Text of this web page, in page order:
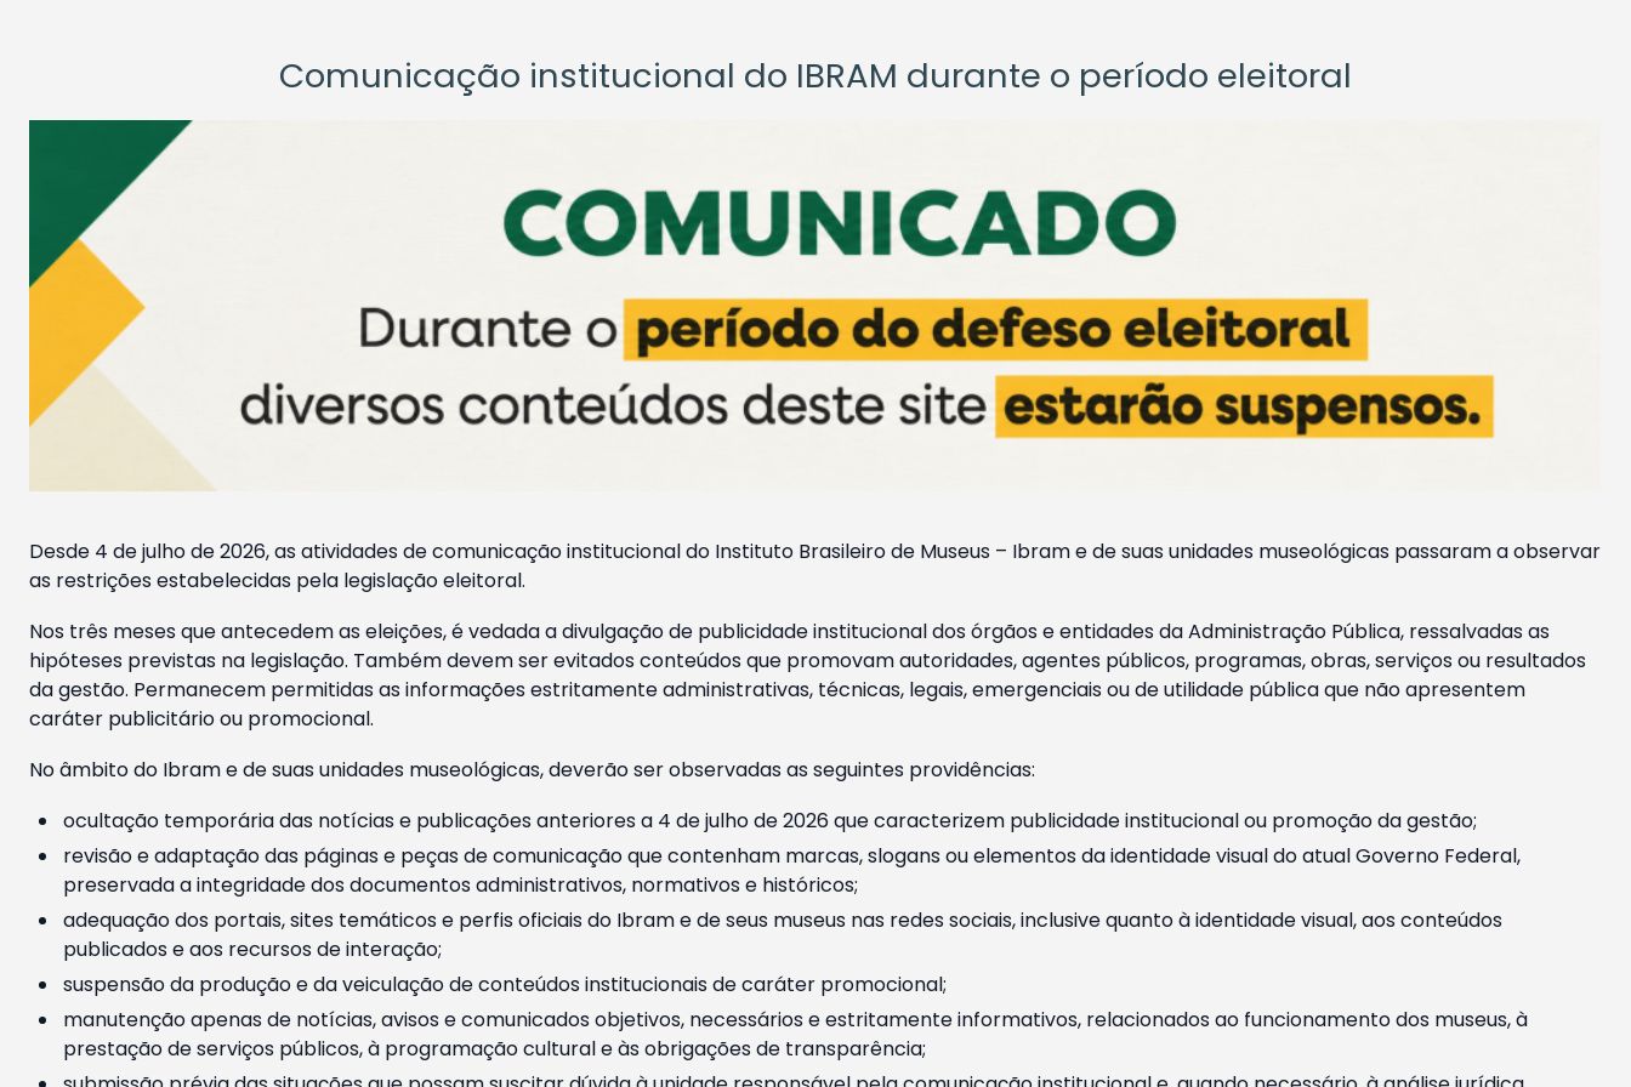
Comunicação institucional do IBRAM durante o período eleitoral
Desde 4 de julho de 2026, as atividades de comunicação institucional do Instituto Brasileiro de Museus – Ibram e de suas unidades museológicas passaram a observar
as restrições estabelecidas pela legislação eleitoral.
Nos três meses que antecedem as eleições, é vedada a divulgação de publicidade institucional dos órgãos e entidades da Administração Pública, ressalvadas as
hipóteses previstas na legislação. Também devem ser evitados conteúdos que promovam autoridades, agentes públicos, programas, obras, serviços ou resultados
da gestão. Permanecem permitidas as informações estritamente administrativas, técnicas, legais, emergenciais ou de utilidade pública que não apresentem
caráter publicitário ou promocional.
No âmbito do Ibram e de suas unidades museológicas, deverão ser observadas as seguintes providências:
ocultação temporária das notícias e publicações anteriores a 4 de julho de 2026 que caracterizem publicidade institucional ou promoção da gestão;
revisão e adaptação das páginas e peças de comunicação que contenham marcas, slogans ou elementos da identidade visual do atual Governo Federal,
preservada a integridade dos documentos administrativos, normativos e históricos;
adequação dos portais, sites temáticos e perfis oficiais do Ibram e de seus museus nas redes sociais, inclusive quanto à identidade visual, aos conteúdos
publicados e aos recursos de interação;
suspensão da produção e da veiculação de conteúdos institucionais de caráter promocional;
manutenção apenas de notícias, avisos e comunicados objetivos, necessários e estritamente informativos, relacionados ao funcionamento dos museus, à
prestação de serviços públicos, à programação cultural e às obrigações de transparência;